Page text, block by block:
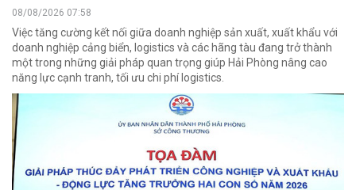
08/08/2026 07:58
Việc tăng cường kết nối giữa doanh nghiệp sản xuất, xuất khẩu với
doanh nghiệp cảng biển, logistics và các hãng tàu đang trở thành
một trong những giải pháp quan trọng giúp Hải Phòng nâng cao
năng lực cạnh tranh, tối ưu chi phí logistics.